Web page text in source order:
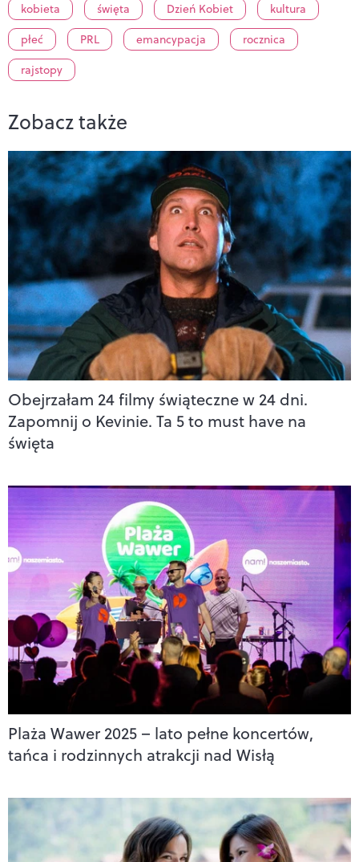
kobieta święta Dzień Kobiet
kultura
płeć
PRL emancypacja
rocznica
rajstopy
Zobacz także
Obejrzałam 24 filmy świąteczne w 24 dni.
Zapomnij o Kevinie. Ta 5 to must have na
święta
Plaża Wawer 2025 – lato pełne koncertów,
tańca i rodzinnych atrakcji nad Wisłą